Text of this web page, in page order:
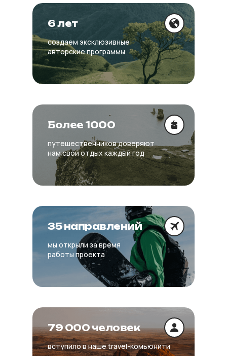
6 лет
создаем эксклюзивные
авторские программы
Более 1000
путешественников доверяют
нам свой отдых каждый год
35 направлений
мы открыли за время
работы проекта
79 000 человек
вступило в наше travel-комьюнити